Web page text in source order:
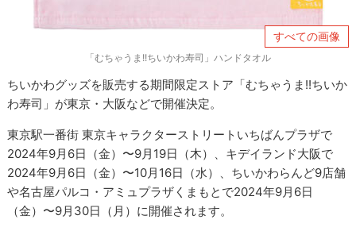
すべての画像
「むちゃうま!!ちいかわ寿司」ハンドタオル
ちいかわグッズを販売する期間限定ストア「むちゃうま!!ちいか
わ寿司」が東京・大阪などで開催決定。
東京駅一番街 東京キャラクターストリートいちばんプラザで
2024年9月6日（金）〜9月19日（木）、キデイランド大阪で
2024年9月6日（金）〜10月16日（水）、ちいかわらんど9店舗
や名古屋パルコ・アミュプラザくまもとで2024年9月6日
（金）〜9月30日（月）に開催されます。